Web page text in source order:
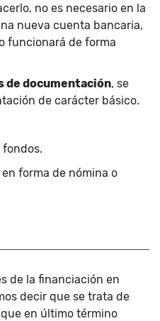
no es necesario en la
nueva cuenta bancaria,
funcionará de forma
de documentación, se
de carácter básico.
forma de nómina o
de la financiación en
decir que se trata de
en último término